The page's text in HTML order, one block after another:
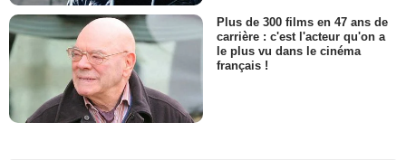
Plus de 300 films en 47 ans de
carrière : c'est l'acteur qu'on a
le plus vu dans le cinéma
français !